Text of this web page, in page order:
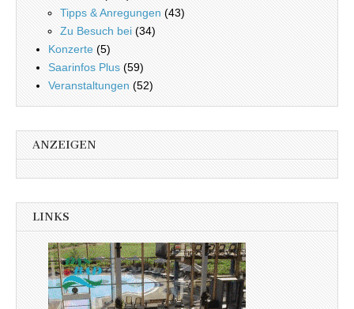
Tipps & Anregungen (43)
Zu Besuch bei (34)
Konzerte (5)
Saarinfos Plus (59)
Veranstaltungen (52)
ANZEIGEN
LINKS